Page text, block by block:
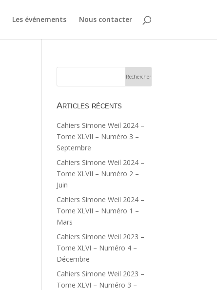
Les événements Nous contacter
Articles récents
Cahiers Simone Weil 2024 –
Tome XLVII – Numéro 3 –
Septembre
Cahiers Simone Weil 2024 –
Tome XLVII – Numéro 2 –
Juin
Cahiers Simone Weil 2024 –
Tome XLVII – Numéro 1 –
Mars
Cahiers Simone Weil 2023 –
Tome XLVI – Numéro 4 –
Décembre
Cahiers Simone Weil 2023 –
Tome XLVI – Numéro 3 –